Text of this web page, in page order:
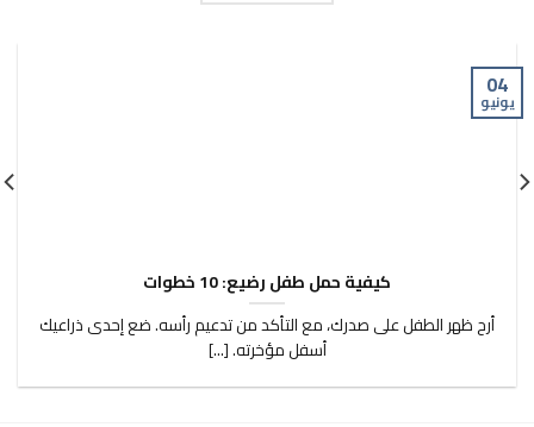
كيفية حمل طفل رضيع: 10 خطوات
أرح ظهر الطفل على صدرك، مع التأكد من تدعيم رأسه. ضع إحدى ذراعيك
أسفل مؤخرته. [...]
04
يونيو